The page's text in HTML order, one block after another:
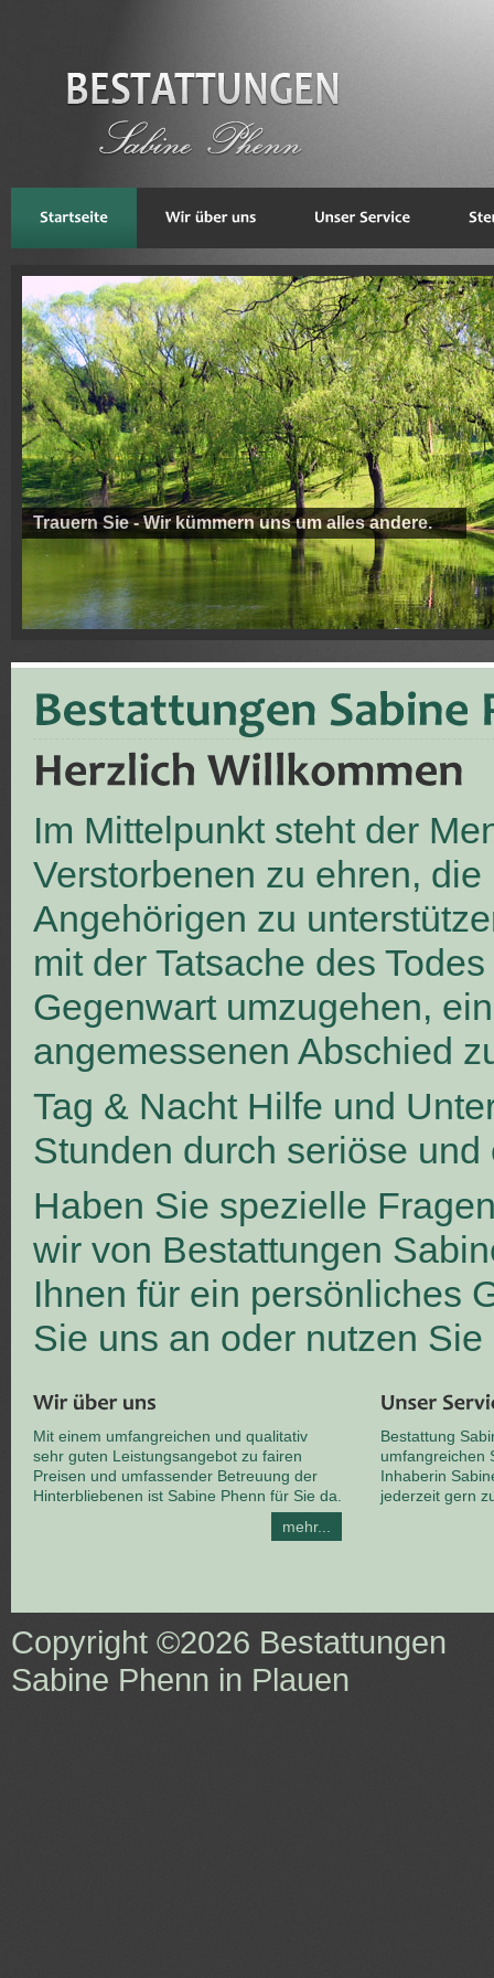
Trauern Sie - Wir kümmern uns um alles andere.
Im Mittelpunkt steht der
Verstorbenen zu ehren, die
Angehörigen zu
mit der Tatsache des
Gegenwart umzugehen,
angemessenen Abschied
Tag & Nacht Hilfe und
Stunden durch seriöse
Haben Sie spezielle
wir von Bestattungen
Ihnen für ein persönliches
Sie uns an oder nutzen
Mit einem umfangreichen und qualitativ
sehr guten Leistungsangebot zu fairen
Preisen und umfassender Betreuung der
Hinterbliebenen ist Sabine Phenn für Sie da.
mehr...
Bestattung
umfangreichen
Inhaberin
jederzeit gern
Copyright ©2026 Bestattungen
Sabine Phenn in Plauen